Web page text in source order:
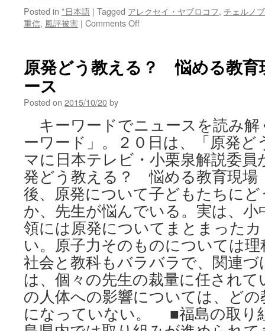
Posted in *日本語 | Tagged アレクセイ・ヤブロコフ, チェルノ
重信, 風評被害 | Comments Offon
ノ
発
事
故
国
健
康
調
査
公
表
せ
ず
via
毎
日
新
原発どう教える？ 悩める教育
ース
Posted on 2015/10/20by
キーワードでニュースを読み解
ーワード」。２０日は、「原発
マに日本テレビ・小栗泉解説委
発どう教える？ 悩める教育現
後、原発について子どもたちに
か、先生が悩んでいる。実は、小
領には原発についてまとまった
い。原子力そのものについては
社会と教科もバラバラで、関連
は、個々の先生の裁量に任され
の人体への影響については、ど
になっていない。 ■福島の取